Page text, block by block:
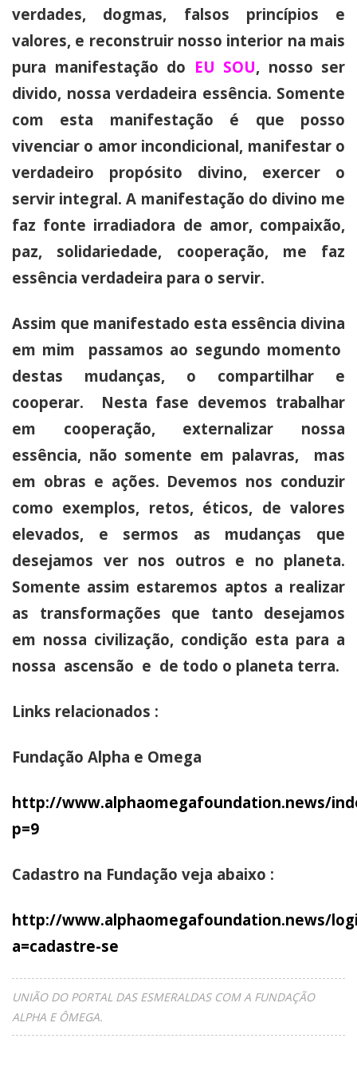
verdades, dogmas, falsos princípios e
valores, e reconstruir nosso interior na mais
pura manifestação do EU SOU, nosso ser
divido, nossa verdadeira essência. Somente
com esta manifestação é que posso
vivenciar o amor incondicional, manifestar o
verdadeiro propósito divino, exercer o
servir integral. A manifestação do divino me
faz fonte irradiadora de amor, compaixão,
paz, solidariedade, cooperação, me faz
essência verdadeira para o servir.
Assim que manifestado esta essência divina
em mim passamos ao segundo momento
destas mudanças, o compartilhar e
cooperar. Nesta fase devemos trabalhar
em cooperação, externalizar nossa
essência, não somente em palavras, mas
em obras e ações. Devemos nos conduzir
como exemplos, retos, éticos, de valores
elevados, e sermos as mudanças que
desejamos ver nos outros e no planeta.
Somente assim estaremos aptos a realizar
as transformações que tanto desejamos
em nossa civilização, condição esta para a
nossa ascensão e de todo o planeta terra.
Links relacionados :
Fundação Alpha e Omega
http://www.alphaomegafoundation.news/
p=9
Cadastro na Fundação veja abaixo :
http://www.alphaomegafoundation.news/
a=cadastre-se
UNIÃO DO PORTAL DAS ESMERALDAS COM A FUNDAÇÃO
ALPHA E ÔMEGA.